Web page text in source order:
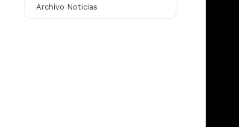
Archivo Noticias